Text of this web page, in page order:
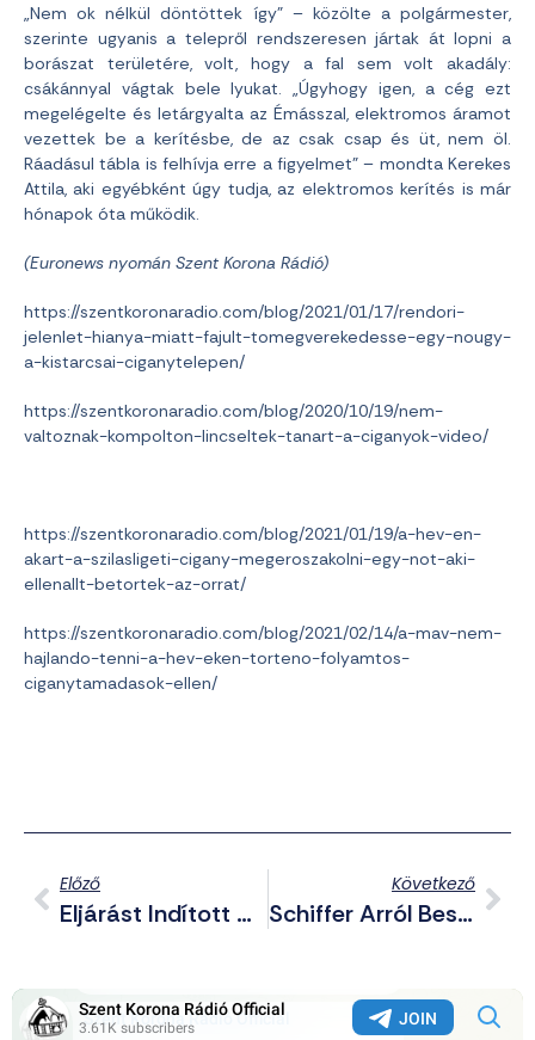
„Nem ok nélkül döntöttek így” – közölte a polgármester,
szerinte ugyanis a telepről rendszeresen jártak át lopni a
borászat területére, volt, hogy a fal sem volt akadály:
csákánnyal vágtak bele lyukat. „Úgyhogy igen, a cég ezt
megelégelte és letárgyalta az Émásszal, elektromos áramot
vezettek be a kerítésbe, de az csak csap és üt, nem öl.
Ráadásul tábla is felhívja erre a figyelmet” – mondta Kerekes
Attila, aki egyébként úgy tudja, az elektromos kerítés is már
hónapok óta működik.
(Euronews nyomán Szent Korona Rádió)
https://szentkoronaradio.com/blog/2021/01/17/rendori-
jelenlet-hianya-miatt-fajult-tomegverekedesse-egy-nougy-
a-kistarcsai-ciganytelepen/
https://szentkoronaradio.com/blog/2020/10/19/nem-
valtoznak-kompolton-lincseltek-tanart-a-ciganyok-video/
https://szentkoronaradio.com/blog/2021/01/19/a-hev-en-
akart-a-szilasligeti-cigany-megeroszakolni-egy-not-aki-
ellenallt-betortek-az-orrat/
https://szentkoronaradio.com/blog/2021/02/14/a-mav-nem-
hajlando-tenni-a-hev-eken-torteno-folyamtos-
ciganytamadasok-ellen/
Előző
Eljárást Indított A Médiatanács Az RTL Ellen Az LMBTQP Lobbista Reklám Miatt
Következő
Schiffer Arról Beszélt Hogyan Avatkozott Be Az USA Az LMP Ügyeibe 2011-Ben